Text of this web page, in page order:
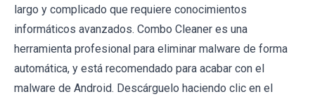
largo y complicado que requiere conocimientos
informáticos avanzados. Combo Cleaner es una
herramienta profesional para eliminar malware de forma
automática, y está recomendado para acabar con el
malware de Android. Descárguelo haciendo clic en el